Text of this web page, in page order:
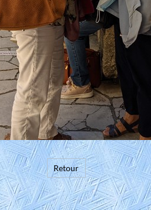
Retour